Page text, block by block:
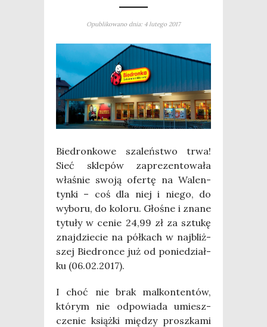
Opublikowano dnia: 4 lutego 2017
Bie­dron­ko­we sza­leń­stwo trwa!
Sieć skle­pów zapre­zen­to­wa­ła
wła­śnie swo­ją ofer­tę na Walen­
tyn­ki – coś dla niej i nie­go, do
wybo­ru, do kolo­ru. Gło­śne i zna­ne
tytu­ły w cenie 24,99 zł za sztu­kę
znaj­dzie­cie na pół­kach w naj­bliż­
szej Bie­dron­ce już od ponie­dział­
ku (06.02.2017).
I choć nie brak mal­kon­ten­tów,
któ­rym nie odpo­wia­da umiesz­
cze­nie książ­ki mię­dzy prosz­ka­mi